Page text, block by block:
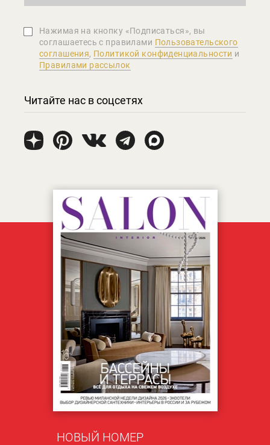
Нажимая на кнопку «Подписаться», вы
соглашаетеcь с правилами Пользовательского
соглашения, Политикой конфиденциальности и
Правилами рассылок
Читайте нас в соцсетях
НОВЫЙ НОМЕР